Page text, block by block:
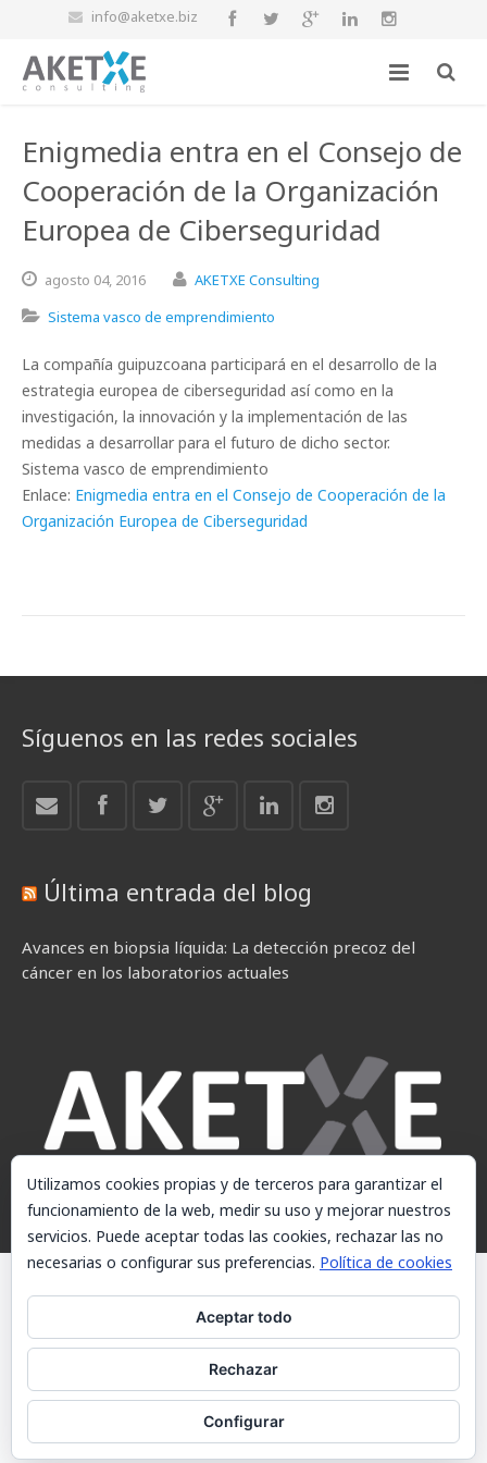
info@aketxe.biz
Enigmedia entra en el Consejo de
Cooperación de la Organización
Europea de Ciberseguridad
agosto 04, 2016
AKETXE Consulting
Sistema vasco de emprendimiento
La compañía guipuzcoana participará en el desarrollo de la
estrategia europea de ciberseguridad así como en la
investigación, la innovación y la implementación de las
medidas a desarrollar para el futuro de dicho sector.
Sistema vasco de emprendimiento
Enlace: Enigmedia entra en el Consejo de Cooperación de la
Organización Europea de Ciberseguridad
Síguenos en las redes sociales
Última entrada del blog
Avances en biopsia líquida: La detección precoz del
cáncer en los laboratorios actuales
© AKETXE Consulting, S.L. - Este sitio web utiliza cookies, consulte
nuestra Política de cookies.
Política de cookies
Contacto
Utilizamos cookies propias y de terceros para garantizar el
funcionamiento de la web, medir su uso y mejorar nuestros
servicios. Puede aceptar todas las cookies, rechazar las no
necesarias o configurar sus preferencias. Política de cookies
Aceptar todo
Rechazar
Configurar